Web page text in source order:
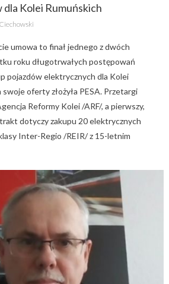
Kolei Rumuńskich
umowa to finał jednego z dwóch
roku długotrwałych postępowań
pojazdów elektrycznych dla Kolei
oferty złożyła PESA. Przetargi
Reformy Kolei /ARF/, a pierwszy,
dotyczy zakupu 20 elektrycznych
Inter-Regio /REIR/ z 15-letnim